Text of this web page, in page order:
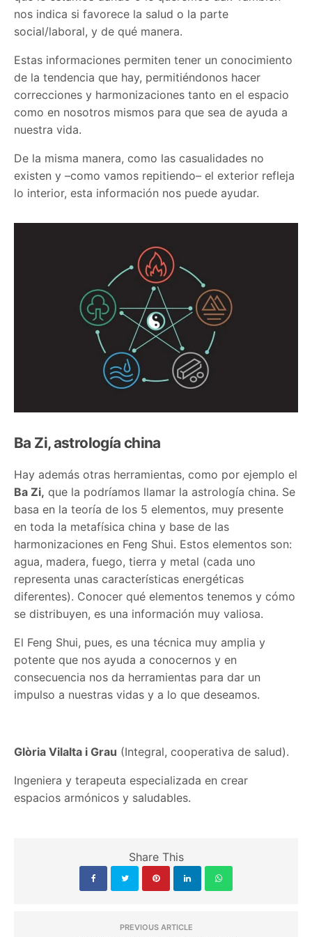
nos indica si favorece la salud o la parte
social/laboral, y de qué manera.
Estas informaciones permiten tener un conocimiento
de la tendencia que hay, permitiéndonos hacer
correcciones y harmonizaciones tanto en el espacio
como en nosotros mismos para que sea de ayuda a
nuestra vida.
De la misma manera, como las casualidades no
existen y –como vamos repitiendo– el exterior refleja
lo interior, esta información nos puede ayudar.
Ba Zi, astrología china
Hay además otras herramientas, como por ejemplo el
Ba Zi, que la podríamos llamar la astrología china. Se
basa en la teoría de los 5 elementos, muy presente
en toda la metafísica china y base de las
harmonizaciones en Feng Shui. Estos elementos son:
agua, madera, fuego, tierra y metal (cada uno
representa unas características energéticas
diferentes). Conocer qué elementos tenemos y cómo
se distribuyen, es una información muy valiosa.
El Feng Shui, pues, es una técnica muy amplia y
potente que nos ayuda a conocernos y en
consecuencia nos da herramientas para dar un
impulso a nuestras vidas y a lo que deseamos.
Glòria Vilalta i Grau (Integral, cooperativa de salud).
Ingeniera y terapeuta especializada en crear
espacios armónicos y saludables.
Share This
PREVIOUS ARTICLE